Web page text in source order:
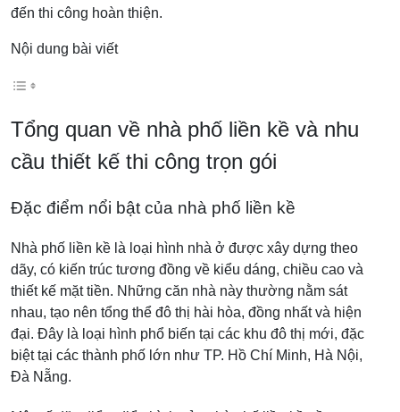
đến thi công hoàn thiện.
Nội dung bài viết
Tổng quan về nhà phố liền kề và nhu
cầu thiết kế thi công trọn gói
Đặc điểm nổi bật của nhà phố liền kề
Nhà phố liền kề là loại hình nhà ở được xây dựng theo
dãy, có kiến trúc tương đồng về kiểu dáng, chiều cao và
thiết kế mặt tiền. Những căn nhà này thường nằm sát
nhau, tạo nên tổng thể đô thị hài hòa, đồng nhất và hiện
đại. Đây là loại hình phổ biến tại các khu đô thị mới, đặc
biệt tại các thành phố lớn như TP. Hồ Chí Minh, Hà Nội,
Đà Nẵng.